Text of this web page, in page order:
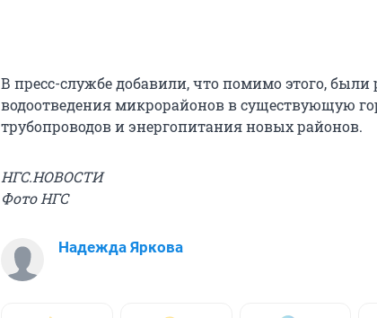
В пресс-службе добавили, что помимо этого,
водоотведения микрорайонов в существующую
трубопроводов и энергопитания новых районов.
НГС.НОВОСТИ
Фото НГС
Надежда Яркова